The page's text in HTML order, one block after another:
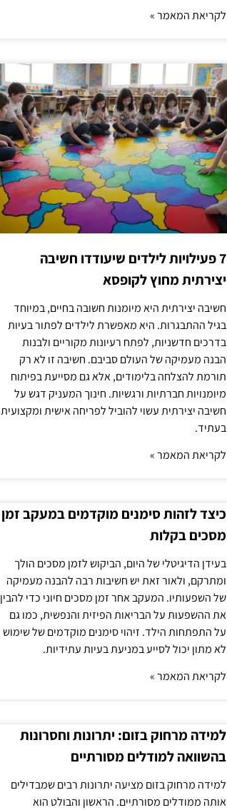
לקריאת המאמר »
7 פעילויות לילדים שיעודדו חשיבה
יצירתית מחוץ לקופסא
חשיבה יצירתית היא מיומנות חשובה בחיים, במיוחד
בגיל ההתבגרות. היא מאפשרת לילדים לפתור בעיות
בדרכים חדשניות, לפתח רעיונות מקוריים ולבנות
הבנה מעמיקה של העולם סביבם. חשיבה זו לא רק
תורמת להצלחה בלימודים, אלא גם מסייעת בפיתוח
מיומנויות חברתיות ורגשיות. חינוך המעניק דגש על
חשיבה יצירתית עשוי להוביל לפריחה אישית ומקצועית
בעתיד.
לקריאת המאמר »
כיצד לזהות סימנים מוקדמים במעקב זמן
מסכים בקלות
בעידן הדיגיטלי של היום, הביקוש לזמן מסכים הולך
ומתרקם, ולאור זאת יש חשיבות רבה להבנה מעמיקה
של השפעותיו. המעקב אחר זמן מסכים חיוני כדי להבין
את ההשפעות על הבריאות הפיזית והנפשית, כמו גם
על התפתחות הילד. זיהוי סימנים מוקדמים של שימוש
לא מתון יכול לסייע במניעת בעיות עתידיות.
לקריאת המאמר »
למידה מרחוק בזום: יתרונות וחסרונות
בהשוואה למודלים מסורתיים
למידה מרחוק בזום מציעה יתרונות רבים שמבדילים
אותה ממודלים מסורתיים. הראשון והבולט הוא